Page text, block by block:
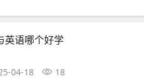
英语哪个好学
04-18 18